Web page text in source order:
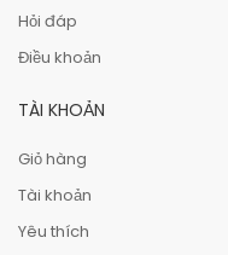
Hỏi đáp
Điều khoản
TÀI KHOẢN
Giỏ hàng
Tài khoản
Yêu thích